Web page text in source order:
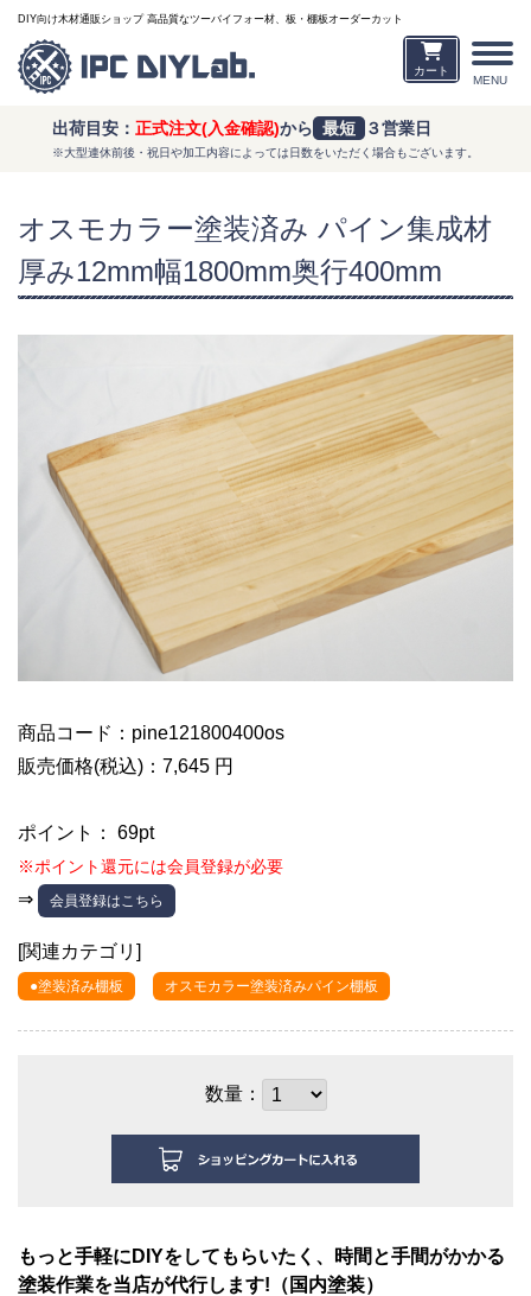
MENU
DIY向け木材通販ショップ 高品質なツーバイフォー材、板・棚板オーダーカット
カート
出荷目安： 正式注文(入金確認)から 最短 ３営業日
※大型連休前後・祝日や加工内容によっては日数をいただく場合もございます。
オスモカラー塗装済み パイン集成材
厚み12mm幅1800mm奥行400mm
商品コード：pine121800400os
販売価格(税込)：7,645 円
ポイント： 69pt
※ポイント還元には会員登録が必要
⇒ 会員登録はこちら
[関連カテゴリ]
●塗装済み棚板 オスモカラー塗装済みパイン棚板
数量：
もっと手軽にDIYをしてもらいたく、時間と手間がかかる
塗装作業を当店が代行します!（国内塗装）